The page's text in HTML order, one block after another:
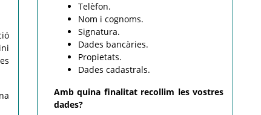
Telèfon.
Nom i cognoms.
Signatura.
Dades bancàries.
Propietats.
Dades cadastrals.
Amb quina finalitat recollim les vostres
dades?